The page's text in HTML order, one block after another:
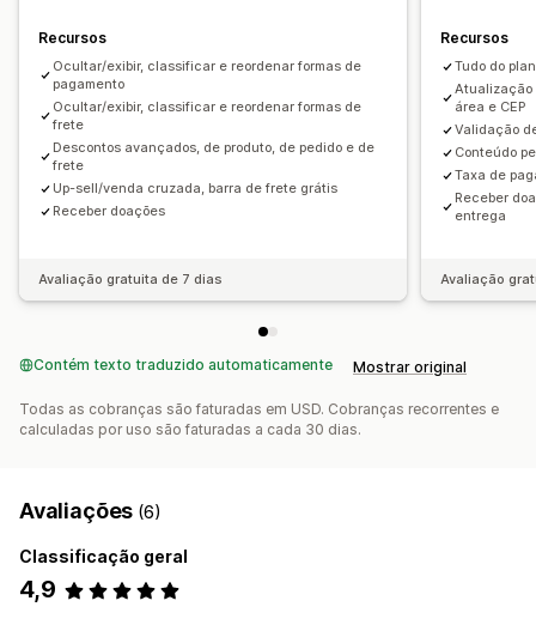
Recursos
Ocultar/exibir, classificar e reordenar formas de
pagamento
Ocultar/exibir, classificar e reordenar formas de
frete
Descontos avançados, de produto, de pedido e de
frete
Up-sell/venda cruzada, barra de frete grátis
Receber doações
Avaliação gratuita de 7 dias
Recursos
Tudo do
Atualização
área e CEP
Validação
Conteúdo
Taxa de
Receber
entrega
Avaliação
Contém texto traduzido automaticamente Mostrar original
Todas as cobranças são faturadas em USD. Cobranças recorrentes e
calculadas por uso são faturadas a cada 30 dias.
Avaliações (6)
Classificação geral
4,9